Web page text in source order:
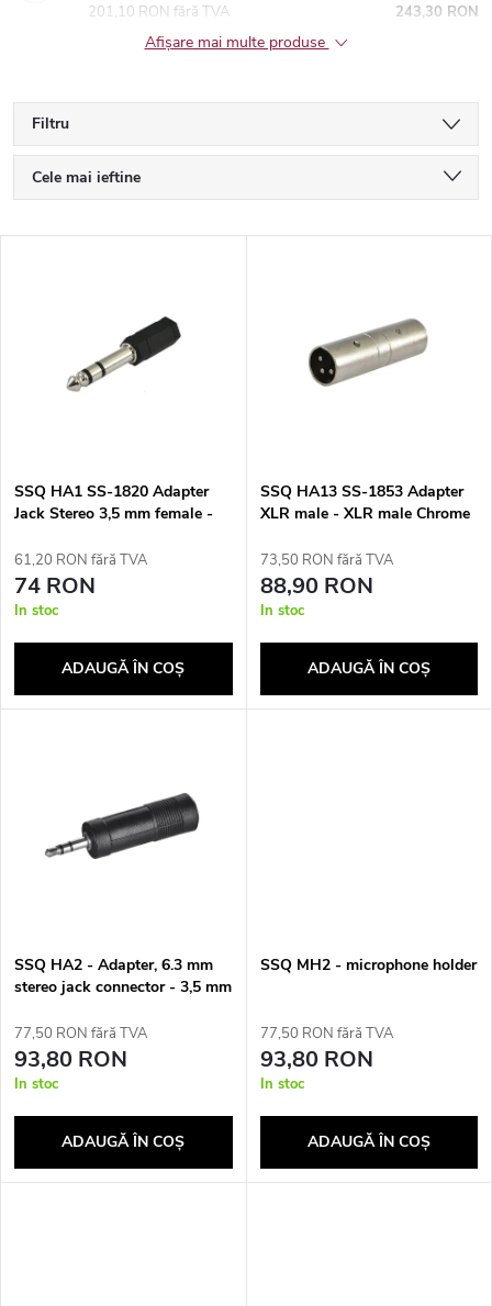
243,30 RON
201,10 RON fără TVA
Afişare mai multe produse
Filtru
S
e
a
r
e
p
u
s
u
l
u
Cele mai ieftine
ă
p
r
o
d
SSQ HA1 SS-1820 Adapter
Jack Stereo 3,5 mm female -
Black
61,20 RON fără TVA
74 RON
In stoc
ADAUGĂ ÎN COŞ
SSQ HA13 SS-1853 Adapter
XLR male - XLR male Chrome
73,50 RON fără TVA
88,90 RON
In stoc
ADAUGĂ ÎN COŞ
SSQ HA2 - Adapter, 6.3 mm
stereo jack connector - 3,5 mm
77,50 RON fără TVA
93,80 RON
In stoc
ADAUGĂ ÎN COŞ
SSQ MH2 - microphone holder
77,50 RON fără TVA
93,80 RON
In stoc
ADAUGĂ ÎN COŞ